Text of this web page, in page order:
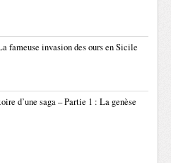
fameuse invasion des ours en Sicile
d’une saga – Partie 1 : La genèse